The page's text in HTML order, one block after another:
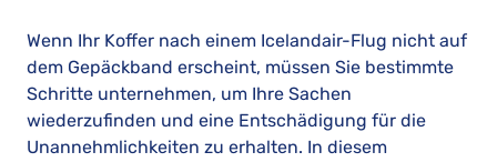
Wenn Ihr Koffer nach einem Icelandair-Flug nicht auf
dem Gepäckband erscheint, müssen Sie bestimmte
Schritte unternehmen, um Ihre Sachen
wiederzufinden und eine Entschädigung für die
Unannehmlichkeiten zu erhalten. In diesem